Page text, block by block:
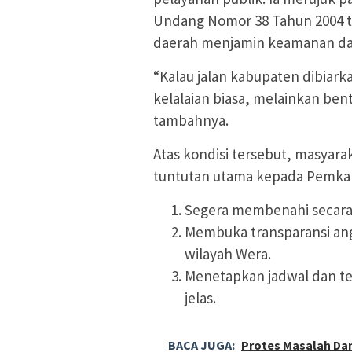
Undang Nomor 38 Tahun
daerah menjamin keamanan
“Kalau jalan kabupaten
kelalaian biasa, melainkan
tambahnya.
Atas kondisi tersebut,
tuntutan utama kepada
Segera membenahi
Membuka transparansi
wilayah Wera.
Menetapkan jadwal dan
jelas.
BACA JUGA: Protes Masalah